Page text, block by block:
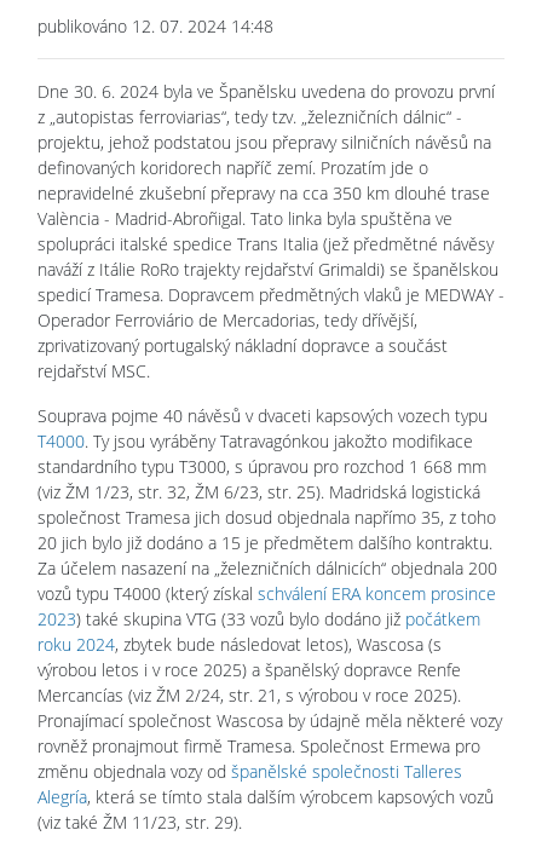
publikováno 12. 07. 2024 14:48
Dne 30. 6. 2024 byla ve Španělsku uvedena do provozu první
z „autopistas ferroviarias“, tedy tzv. „železničních dálnic“ -
projektu, jehož podstatou jsou přepravy silničních návěsů na
definovaných koridorech napříč zemí. Prozatím jde o
nepravidelné zkušební přepravy na cca 350 km dlouhé trase
València - Madrid-Abroñigal. Tato linka byla spuštěna ve
spolupráci italské spedice Trans Italia (jež předmětné návěsy
naváží z Itálie RoRo trajekty rejdařství Grimaldi) se španělskou
spedicí Tramesa. Dopravcem předmětných vlaků je MEDWAY -
Operador Ferroviário de Mercadorias, tedy dřívější,
zprivatizovaný portugalský nákladní dopravce a součást
rejdařství MSC.
Souprava pojme 40 návěsů v dvaceti kapsových vozech typu
T4000. Ty jsou vyráběny Tatravagónkou jakožto modifikace
standardního typu T3000, s úpravou pro rozchod 1 668 mm
(viz ŽM 1/23, str. 32, ŽM 6/23, str. 25). Madridská logistická
společnost Tramesa jich dosud objednala napřímo 35, z toho
20 jich bylo již dodáno a 15 je předmětem dalšího kontraktu.
Za účelem nasazení na „železničních dálnicích“ objednala 200
vozů typu T4000 (který získal schválení ERA koncem prosince
2023) také skupina VTG (33 vozů bylo dodáno již počátkem
roku 2024, zbytek bude následovat letos), Wascosa (s
výrobou letos i v roce 2025) a španělský dopravce Renfe
Mercancías (viz ŽM 2/24, str. 21, s výrobou v roce 2025).
Pronajímací společnost Wascosa by údajně měla některé vozy
rovněž pronajmout firmě Tramesa. Společnost Ermewa pro
změnu objednala vozy od španělské společnosti Talleres
Alegría, která se tímto stala dalším výrobcem kapsových vozů
(viz také ŽM 11/23, str. 29).